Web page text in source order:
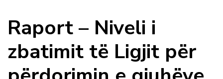
Raport – Niveli i
zbatimit të Ligjit për